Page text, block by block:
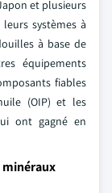
et plusieurs
systèmes à
à base de
équipements
fiables
(OIP) et les
ont gagné en